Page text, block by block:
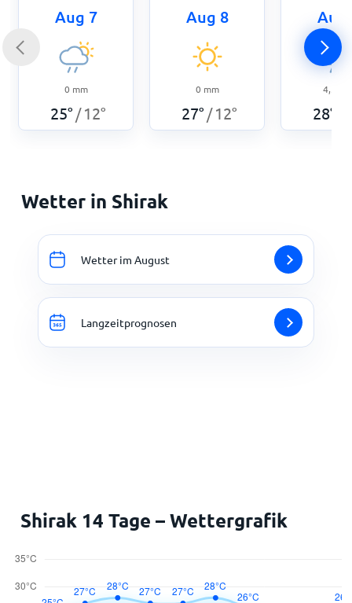
Aug 7
0 mm
25° / 12°
Aug 8
0 mm
27° / 12°
Aug
4,5
28°
Wetter in Shirak
Wetter im August
Langzeitprognosen
Shirak 14 Tage – Wettergrafik